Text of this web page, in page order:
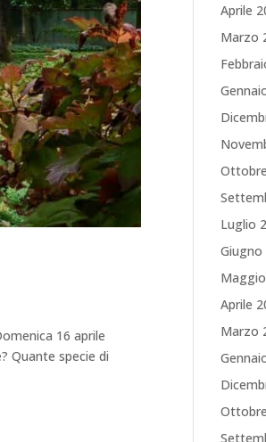
16 aprile
Quante specie di
Aprile
Marzo
Luglio
Giugno
Aprile
Marzo